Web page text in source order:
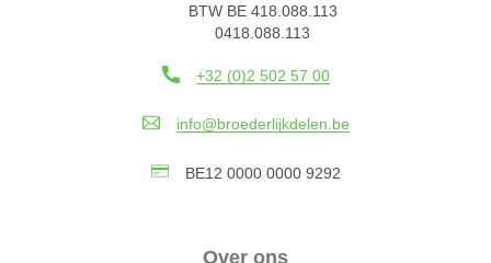
BTW BE 418.088.113
0418.088.113
+32 (0)2 502 57 00
info@broederlijkdelen.be
BE12 0000 0000 9292
Over ons